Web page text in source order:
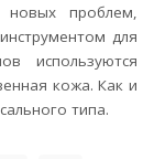
проблем,
для
используются
кожа. Как и
типа.